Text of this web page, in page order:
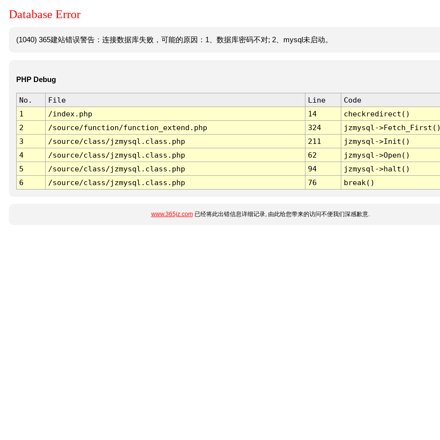
Database Error
(1040) 365建站错误警告：连接数据库失败，可能的原因：1、数据库密码不对; 2、mysql未启动。
PHP Debug
No. File Line
Code
1
/index.php 14
checkredirect()
2
/source/function/function_extend.php 324
jzmysql-
3
/source/class/jzmysql.class.php 211
jzmysql->Init()
4
/source/class/jzmysql.class.php 62
jzmysql->Open()
5
/source/class/jzmysql.class.php 94
jzmysql->halt()
6
/source/class/jzmysql.class.php 76 break()
www.365jz.com已经将此出错信息详细记录, 由此给您带来的访问不便我们深感歉意.